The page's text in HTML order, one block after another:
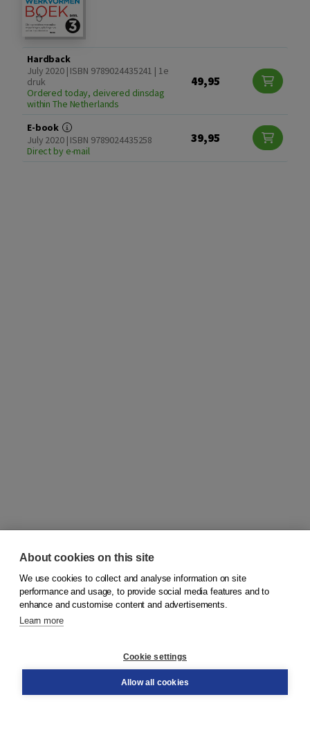
Hardback
July 2020 | ISBN 9789024435241 | 1e
druk
Ordered today, deivered dinsdag
within The Netherlands
49,95
E-book
July 2020 | ISBN 9789024435258
Direct by e-mail
39,95
© 2026Koninklijke Boom uitgevers
Order
About cookies on this site
We use cookies to collect and analyse information on site
performance and usage, to provide social media features and to
enhance and customise content and advertisements.
Learn more
Cookie settings
Allow all cookies